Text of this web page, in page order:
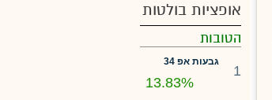
אופציות בולטות
הטובות
1
גבעות אפ 34
13.83%